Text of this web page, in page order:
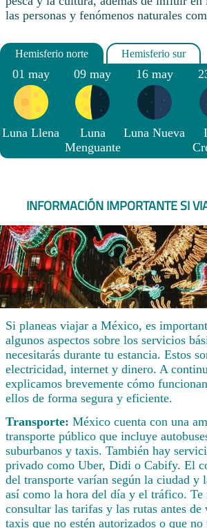
las personas y fenómenos naturales
01 may
Luna Llena
09 may
Luna
Menguante
16 may
Luna Nueva
INFORMACIÓN IMPORTANTE SI
Si planeas viajar a México, es
algunos aspectos sobre los servicios
necesitarás durante tu estancia. Estos
electricidad, internet y dinero. A
explicamos brevemente cómo
ellos de forma segura y eficiente.
Transporte: México cuenta con una
transporte público que incluye
suburbanos y taxis. También hay
privado como Uber, Didi o Cabify. El
del transporte varían según la ciudad y
así como la hora del día y el tráfico. Te
consultar las tarifas y las rutas antes
taxis que no estén autorizados o que